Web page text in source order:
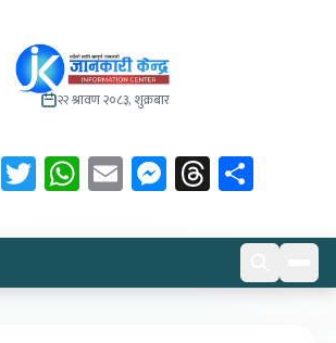
२२ श्रावण २०८३, शुक्रबार
Facebook
Twitter
WhatsApp
EmailMessenger
Threads